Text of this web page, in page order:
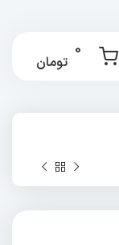
0
تومان